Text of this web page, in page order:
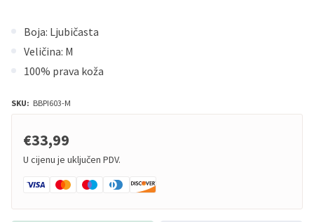
Boja: Ljubičasta
Veličina: M
100% prava koža
SKU: BBPI603-M
€33,99
U cijenu je uključen PDV.